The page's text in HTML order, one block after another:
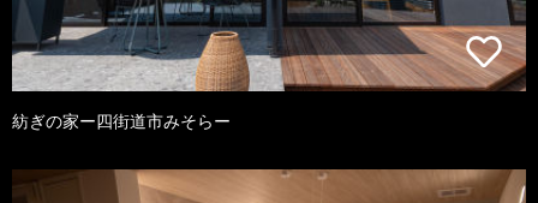
紡ぎの家ー四街道市みそらー